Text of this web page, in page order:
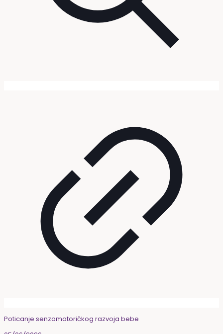
Poticanje senzomotoričkog razvoja bebe